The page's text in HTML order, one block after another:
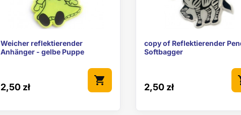
Vorschau
Weicher reflektierender
Anhänger - gelbe Puppe
2,50 zł
shopping_cart
Vorschau
copy of Reflektierender
Softbagger
2,50 zł